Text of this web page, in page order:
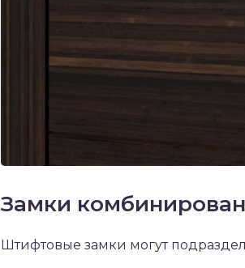
Замки
Штифтовые замки могут